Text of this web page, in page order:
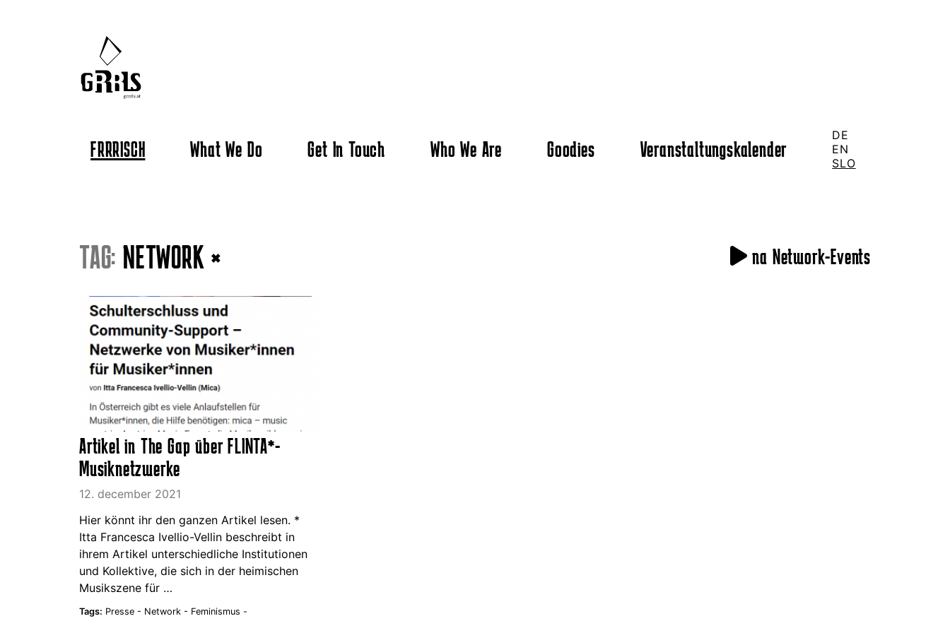
FRRRISCH What We Do Get In Touch Who We Are Goodies Veranstaltungskalender
DE
EN
SLO
TAG: NETWORK × na Network-Events
Artikel in The Gap über FLINTA*-
Musiknetzwerke
12. december 2021
Hier könnt ihr den ganzen Artikel lesen. *
Itta Francesca Ivellio-Vellin beschreibt in
ihrem Artikel unterschiedliche Institutionen
und Kollektive, die sich in der heimischen
Musikszene für …
Tags: Presse - Network - Feminismus -